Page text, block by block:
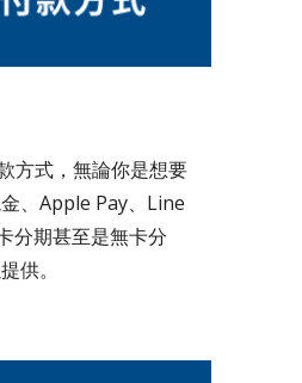
方式，無論你是想要
、Apple Pay、Line
分期甚至是無卡分
供。